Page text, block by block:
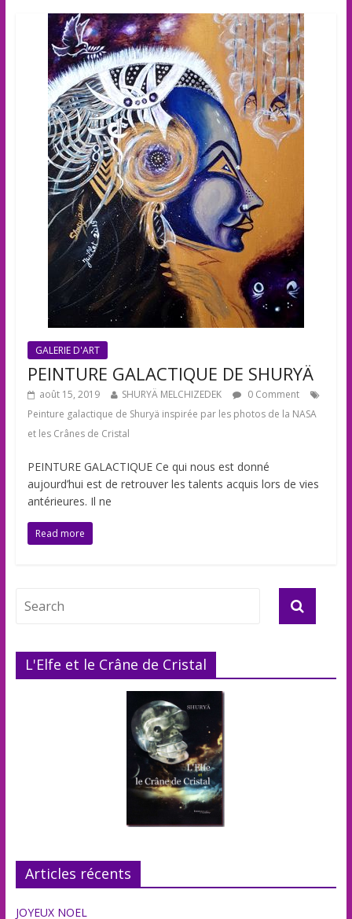
GALERIE D'ART
PEINTURE GALACTIQUE DE SHURYÄ
août 15, 2019 SHURYÄ MELCHIZEDEK
0 Comment
Peinture galactique de Shuryä inspirée par les photos de la NASA
et les Crânes de Cristal
PEINTURE GALACTIQUE Ce qui nous est donné
aujourd’hui est de retrouver les talents acquis lors de vies
antérieures. Il ne
Read more
L'Elfe et le Crâne de Cristal
Articles récents
JOYEUX NOEL